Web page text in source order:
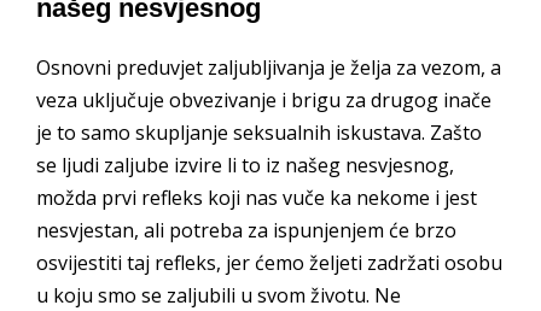
našeg nesvjesnog
Osnovni preduvjet zaljubljivanja je želja za vezom, a
veza uključuje obvezivanje i brigu za drugog inače
je to samo skupljanje seksualnih iskustava. Zašto
se ljudi zaljube izvire li to iz našeg nesvjesnog,
možda prvi refleks koji nas vuče ka nekome i jest
nesvjestan, ali potreba za ispunjenjem će brzo
osvijestiti taj refleks, jer ćemo željeti zadržati osobu
u koju smo se zaljubili u svom životu. Ne